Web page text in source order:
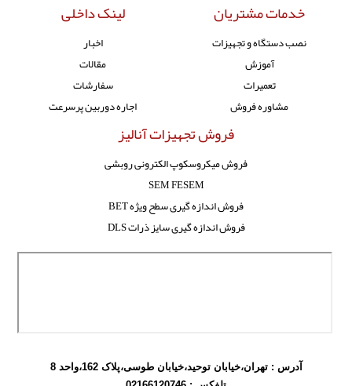
خدمات مشتریان
نصب دستگاه و تجهیزات
آموزش
تعمیرات
مشاوره فروش
لینک داخلی
اخبار
مقالات
سفارشات
اجاره دوربین پرسرعت
فروش تجهیزات آنالیز
فروش میکروسکوپ الکترونی روبشی
SEM FESEM
فروش اندازه گیری سطح ویژه BET
فروش اندازه گیری سایز ذرات DLS
آدرس : تهران،خیابان توحید،خیابان طوسی،پلاک 162،واحد 8